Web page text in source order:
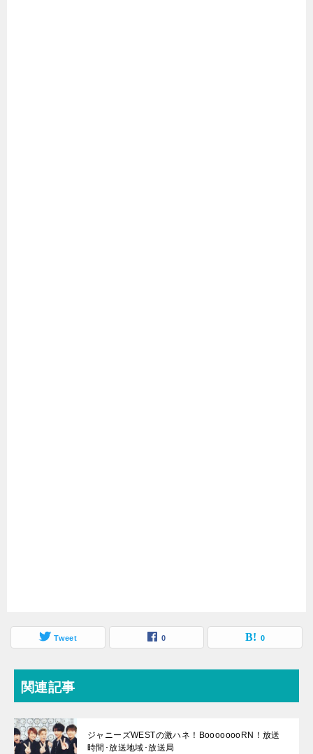
Tweet 0 0
関連記事
ジャニーズWESTの激ハネ！BoooooooRN！放送
時間･放送地域･放送局